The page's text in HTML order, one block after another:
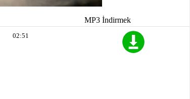
MP3 İndirmek
02:51